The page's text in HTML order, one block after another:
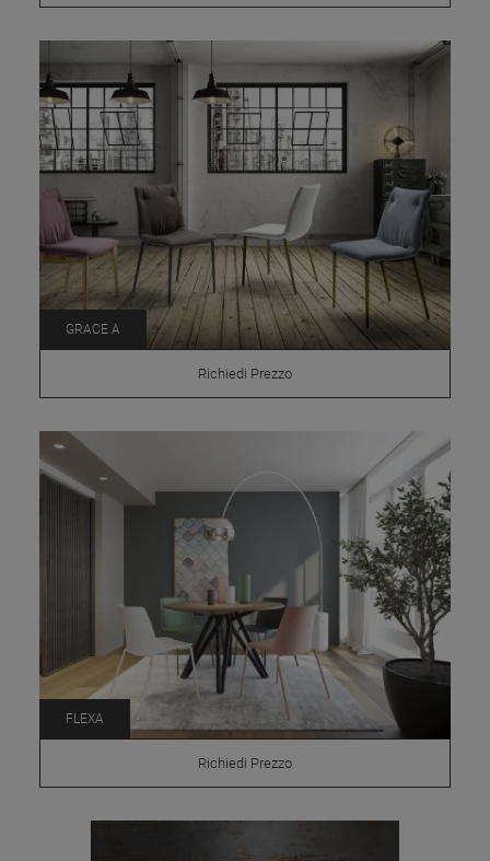
GRACE A
Richiedi Prezzo
FLEXA
Richiedi Prezzo